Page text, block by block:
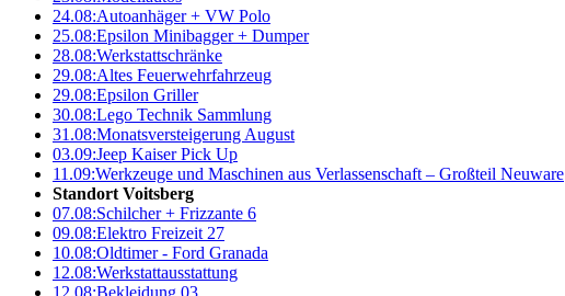
24.08:Autoanhäger + VW Polo
25.08:Epsilon Minibagger + Dumper
28.08:Werkstattschränke
29.08:Altes Feuerwehrfahrzeug
29.08:Epsilon Griller
30.08:Lego Technik Sammlung
31.08:Monatsversteigerung August
03.09:Jeep Kaiser Pick Up
11.09:Werkzeuge und Maschinen aus Verlassenschaft – Großteil Neuware
Standort Voitsberg
07.08:Schilcher + Frizzante 6
09.08:Elektro Freizeit 27
10.08:Oldtimer - Ford Granada
12.08:Werkstattausstattung
12.08:Bekleidung 03